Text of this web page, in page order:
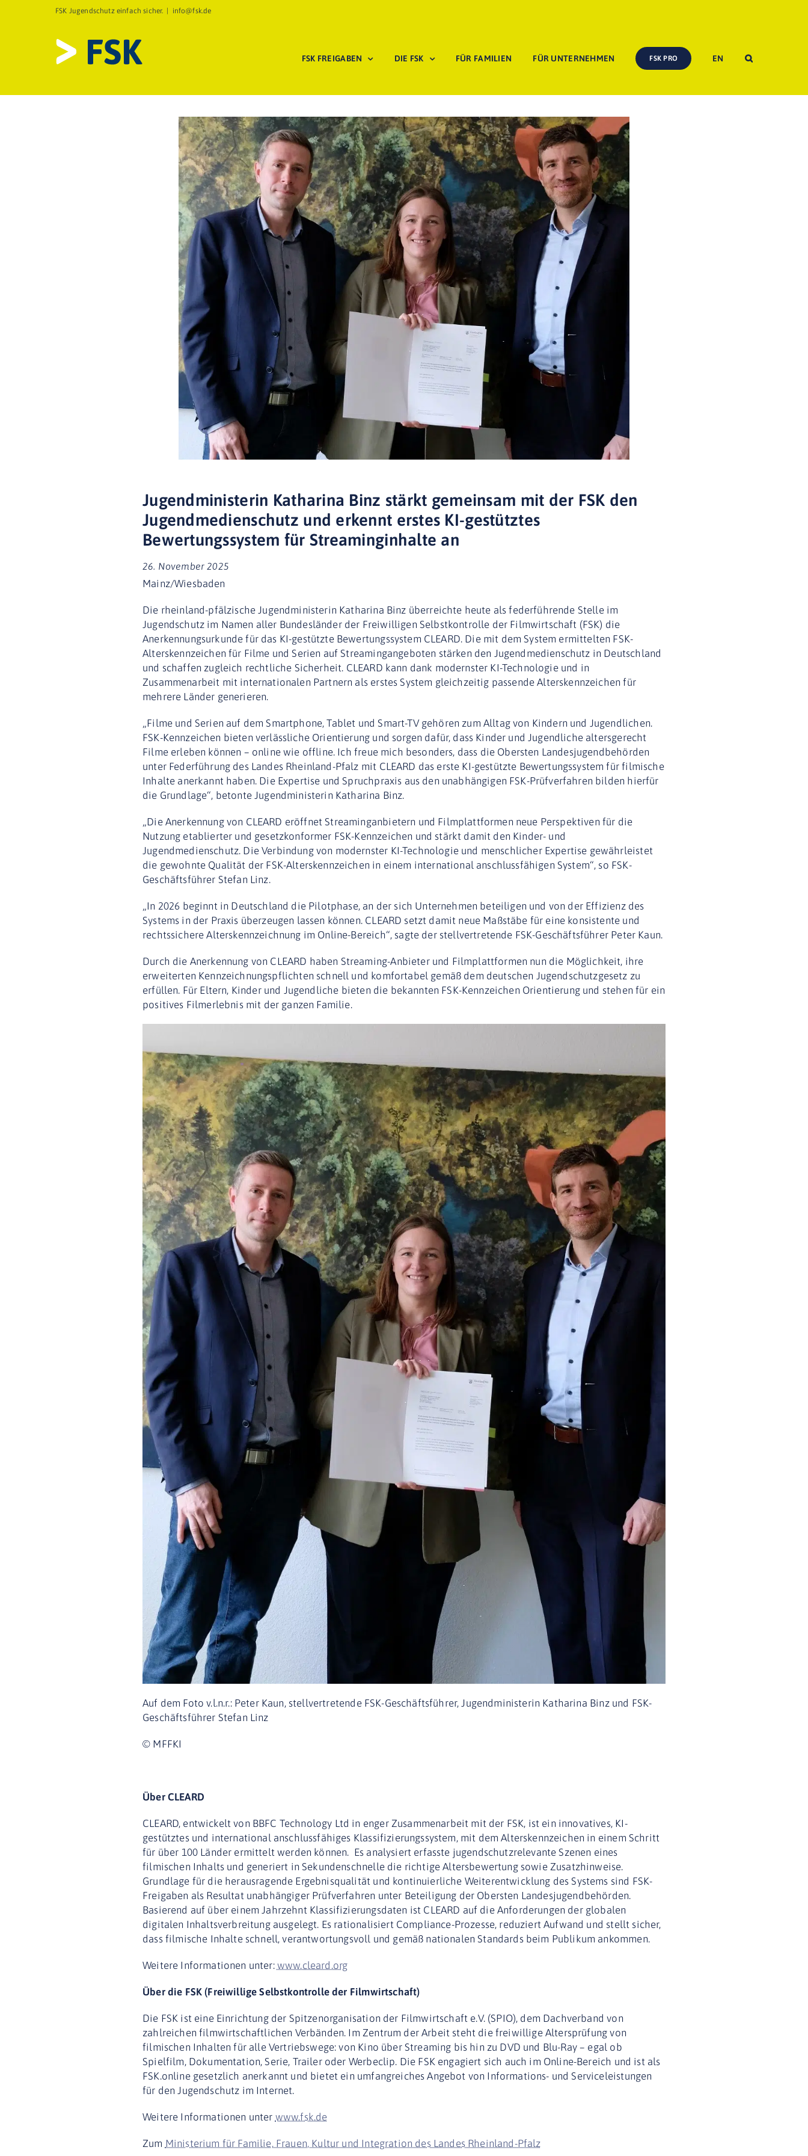
FSK Jugendschutz einfach sicher. info@fsk.de
FSK FREIGABEN DIE FSK FÜR FAMILIEN FÜR UNTERNEHMEN FSK PRO EN
Zeige
grösseres
Bild
Jugendministerin Katharina Binz stärkt gemeinsam mit der FSK den
Jugendmedienschutz und erkennt erstes KI-gestütztes
Bewertungssystem für Streaminginhalte an
26. November 2025
Mainz/Wiesbaden
Die rheinland-pfälzische Jugendministerin Katharina Binz überreichte heute als federführende Stelle im
Jugendschutz im Namen aller Bundesländer der Freiwilligen Selbstkontrolle der Filmwirtschaft (FSK) die
Anerkennungsurkunde für das KI-gestützte Bewertungssystem CLEARD. Die mit dem System ermittelten FSK-
Alterskennzeichen für Filme und Serien auf Streamingangeboten stärken den Jugendmedienschutz in Deutschland
und schaffen zugleich rechtliche Sicherheit. CLEARD kann dank modernster KI-Technologie und in
Zusammenarbeit mit internationalen Partnern als erstes System gleichzeitig passende Alterskennzeichen für
mehrere Länder generieren.
„Filme und Serien auf dem Smartphone, Tablet und Smart-TV gehören zum Alltag von Kindern und Jugendlichen.
FSK-Kennzeichen bieten verlässliche Orientierung und sorgen dafür, dass Kinder und Jugendliche altersgerecht
Filme erleben können – online wie offline. Ich freue mich besonders, dass die Obersten Landesjugendbehörden
unter Federführung des Landes Rheinland-Pfalz mit CLEARD das erste KI-gestützte Bewertungssystem für filmische
Inhalte anerkannt haben. Die Expertise und Spruchpraxis aus den unabhängigen FSK-Prüfverfahren bilden hierfür
die Grundlage“, betonte Jugendministerin Katharina Binz.
„Die Anerkennung von CLEARD eröffnet Streaminganbietern und Filmplattformen neue Perspektiven für die
Nutzung etablierter und gesetzkonformer FSK-Kennzeichen und stärkt damit den Kinder- und
Jugendmedienschutz. Die Verbindung von modernster KI-Technologie und menschlicher Expertise gewährleistet
die gewohnte Qualität der FSK-Alterskennzeichen in einem international anschlussfähigen System“, so FSK-
Geschäftsführer Stefan Linz.
„In 2026 beginnt in Deutschland die Pilotphase, an der sich Unternehmen beteiligen und von der Effizienz des
Systems in der Praxis überzeugen lassen können. CLEARD setzt damit neue Maßstäbe für eine konsistente und
rechtssichere Alterskennzeichnung im Online-Bereich“, sagte der stellvertretende FSK-Geschäftsführer Peter Kaun.
Durch die Anerkennung von CLEARD haben Streaming-Anbieter und Filmplattformen nun die Möglichkeit, ihre
erweiterten Kennzeichnungspflichten schnell und komfortabel gemäß dem deutschen Jugendschutzgesetz zu
erfüllen. Für Eltern, Kinder und Jugendliche bieten die bekannten FSK-Kennzeichen Orientierung und stehen für ein
positives Filmerlebnis mit der ganzen Familie.
Auf dem Foto v.l.n.r.: Peter Kaun, stellvertretende FSK-Geschäftsführer, Jugendministerin Katharina Binz und FSK-
Geschäftsführer Stefan Linz
© MFFKI
Über CLEARD
CLEARD, entwickelt von BBFC Technology Ltd in enger Zusammenarbeit mit der FSK, ist ein innovatives, KI-
gestütztes und international anschlussfähiges Klassifizierungssystem, mit dem Alterskennzeichen in einem Schritt
für über 100 Länder ermittelt werden können. Es analysiert erfasste jugendschutzrelevante Szenen eines
filmischen Inhalts und generiert in Sekundenschnelle die richtige Altersbewertung sowie Zusatzhinweise.
Grundlage für die herausragende Ergebnisqualität und kontinuierliche Weiterentwicklung des Systems sind FSK-
Freigaben als Resultat unabhängiger Prüfverfahren unter Beteiligung der Obersten Landesjugendbehörden.
Basierend auf über einem Jahrzehnt Klassifizierungsdaten ist CLEARD auf die Anforderungen der globalen
digitalen Inhaltsverbreitung ausgelegt. Es rationalisiert Compliance-Prozesse, reduziert Aufwand und stellt sicher,
dass filmische Inhalte schnell, verantwortungsvoll und gemäß nationalen Standards beim Publikum ankommen.
Weitere Informationen unter: www.cleard.org
Über die FSK (Freiwillige Selbstkontrolle der Filmwirtschaft)
Die FSK ist eine Einrichtung der Spitzenorganisation der Filmwirtschaft e.V. (SPIO), dem Dachverband von
zahlreichen filmwirtschaftlichen Verbänden. Im Zentrum der Arbeit steht die freiwillige Altersprüfung von
filmischen Inhalten für alle Vertriebswege: von Kino über Streaming bis hin zu DVD und Blu-Ray – egal ob
Spielfilm, Dokumentation, Serie, Trailer oder Werbeclip. Die FSK engagiert sich auch im Online-Bereich und ist als
FSK.online gesetzlich anerkannt und bietet ein umfangreiches Angebot von Informations- und Serviceleistungen
für den Jugendschutz im Internet.
Weitere Informationen unter www.fsk.de
Zum Ministerium für Familie, Frauen, Kultur und Integration des Landes Rheinland-Pfalz